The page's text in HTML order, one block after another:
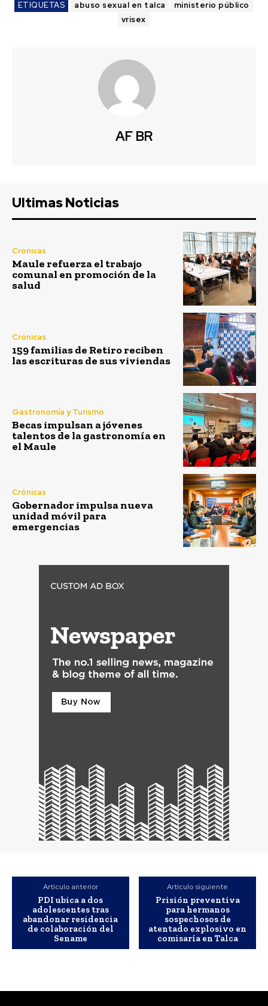
ETIQUETAS abuso sexual en talca
ministerio público
vrisex
AF BR
Ultimas Noticias
Crónicas
Maule refuerza el trabajo
comunal en promoción de la
salud
Crónicas
159 familias de Retiro reciben
las escrituras de sus viviendas
Gastronomía y Turismo
Becas impulsan a jóvenes
talentos de la gastronomía en
el Maule
Crónicas
Gobernador impulsa nueva
unidad móvil para
emergencias
Artículo anterior
PDI ubica a dos
adolescentes tras
abandonar residencia
de colaboración del
Sename
Artículo siguiente
Prisión preventiva
para hermanos
sospechosos de
atentado explosivo en
comisaría en Talca